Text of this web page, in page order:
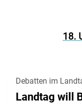
18.
Debatten im
Landtag will